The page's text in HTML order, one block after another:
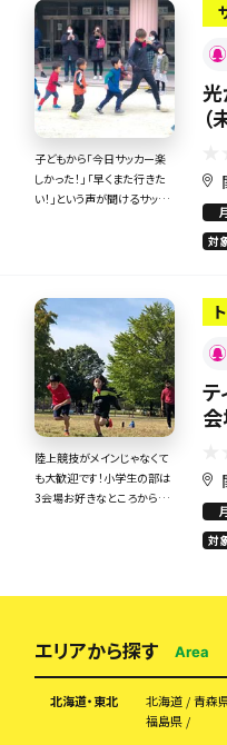
子どもから「今日サッカー楽
しかった！」 「早くまた行きた
い！」という声が聞けるサッカ
光
対
陸上競技がメインじゃなくて
も大歓迎です！小学生の部は
3会場お好きなところから選
テ
対
エリアから探す Area
北海道・東北 北海道 青森
福島県